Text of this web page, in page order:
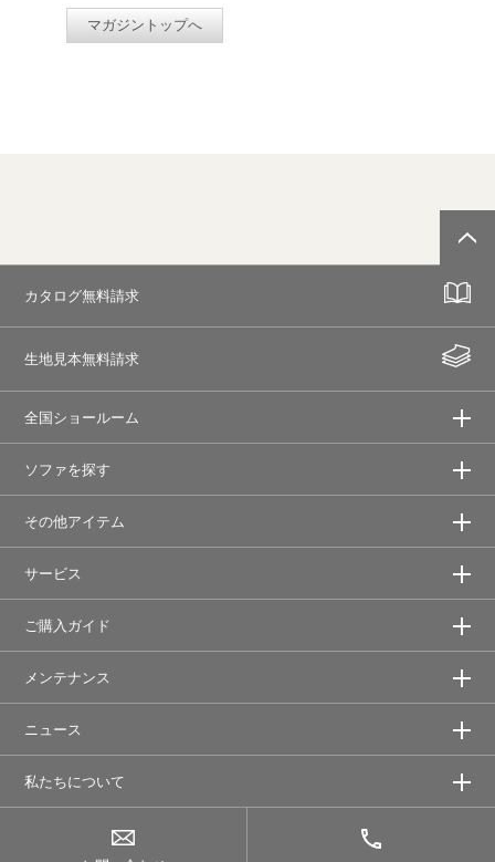
マガジントップへ
カタログ無料請求
生地見本無料請求
全国ショールーム
ソファを探す
その他アイテム
サービス
ご購入ガイド
メンテナンス
ニュース
私たちについて